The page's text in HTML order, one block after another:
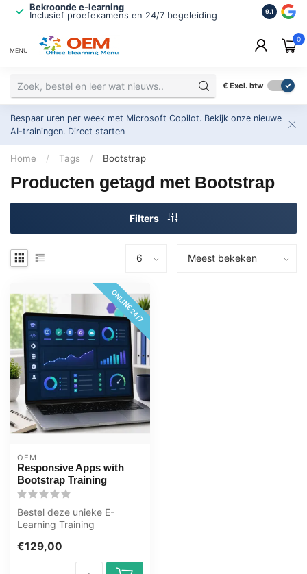
Bekroonde e-learning
Inclusief proefexamens en 24/7 begeleiding
ISO
2.500+
9.1
MENU
0
€ Excl. btw
Bespaar uren per week met Microsoft Copilot. Bekijk onze nieuwe
AI-trainingen. Direct starten
Home / Tags / Bootstrap
Producten getagd met Bootstrap
Filters
ONLINE 24/7
OEM
Responsive Apps with
Bootstrap Training
Bestel deze unieke E-
Learning Training
Bootstrap online, 1 ...
€129,00